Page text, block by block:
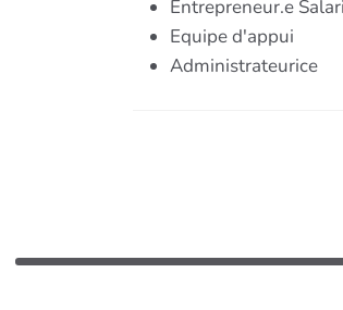
Entrepreneur.e
Equipe d'appui
Administrateurice